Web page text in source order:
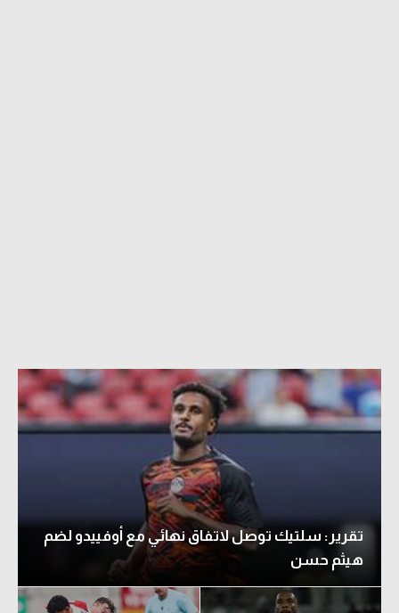
تقرير: سلتيك توصل لاتفاق نهائي مع أوفييدو لضم
هيثم حسن